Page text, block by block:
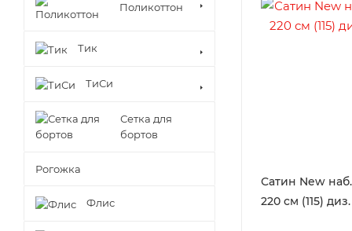
Сатин New наб.
220 см (115)
Поликоттон
Тик
ТиСи
Сетка для
бортов
Рогожка
Флис